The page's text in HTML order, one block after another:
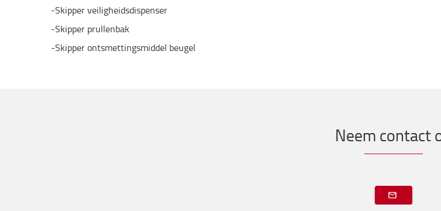
-Skipper veiligheidsdispenser
-Skipper prullenbak
-Skipper ontsmettingsmiddel beugel
Neem contact